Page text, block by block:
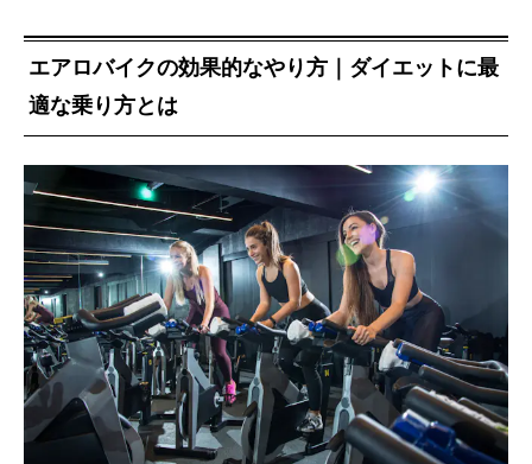
エアロバイクの効果的なやり方｜ダイエットに最
適な乗り方とは